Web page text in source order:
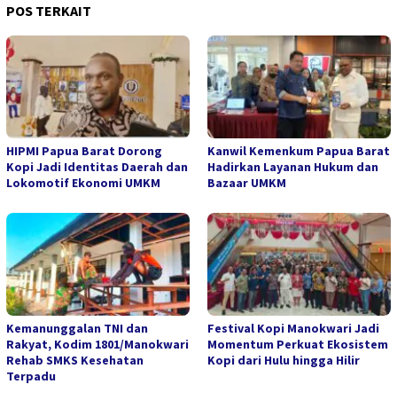
POS TERKAIT
HIPMI Papua Barat Dorong
Kopi Jadi Identitas Daerah dan
Lokomotif Ekonomi UMKM
Kanwil Kemenkum Papua Barat
Hadirkan Layanan Hukum dan
Bazaar UMKM
Kemanunggalan TNI dan
Rakyat, Kodim 1801/Manokwari
Rehab SMKS Kesehatan
Terpadu
Festival Kopi Manokwari Jadi
Momentum Perkuat Ekosistem
Kopi dari Hulu hingga Hilir